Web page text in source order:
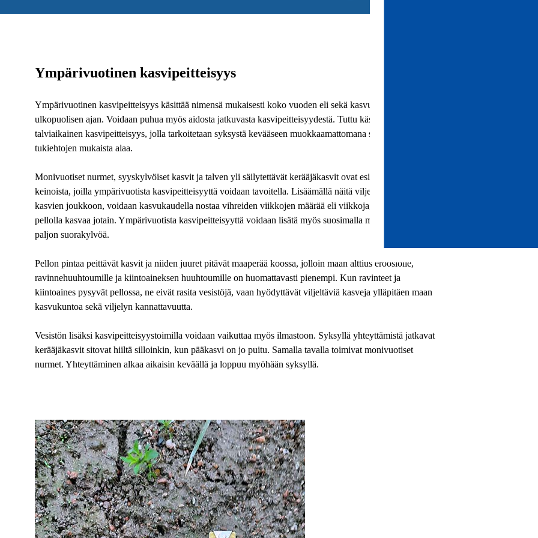
Ympärivuotinen kasvipeitteisyys
Ympärivuotinen kasvipeitteisyys käsittää nimensä mukaisesti koko vuoden eli sekä kasvukauden että sen
ulkopuolisen ajan. Voidaan puhua myös aidosta jatkuvasta kasvipeitteisyydestä. Tuttu käsite on myös
talviaikainen kasvipeitteisyys, jolla tarkoitetaan syksystä kevääseen muokkaamattomana säilytettävää
tukiehtojen mukaista alaa.
Monivuotiset nurmet, syyskylvöiset kasvit ja talven yli säilytettävät kerääjäkasvit ovat esimerkkejä
keinoista, joilla ympärivuotista kasvipeitteisyyttä voidaan tavoitella. Lisäämällä näitä viljelykiertoon muiden
kasvien joukkoon, voidaan kasvukaudella nostaa vihreiden viikkojen määrää eli viikkoja, joiden aikana
pellolla kasvaa jotain. Ympärivuotista kasvipeitteisyyttä voidaan lisätä myös suosimalla mahdollisimman
paljon suorakylvöä.
Pellon pintaa peittävät kasvit ja niiden juuret pitävät maaperää koossa, jolloin maan alttius eroosiolle,
ravinnehuuhtoumille ja kiintoaineksen huuhtoumille on huomattavasti pienempi. Kun ravinteet ja
kiintoaines pysyvät pellossa, ne eivät rasita vesistöjä, vaan hyödyttävät viljeltäviä kasveja ylläpitäen maan
kasvukuntoa sekä viljelyn kannattavuutta.
Vesistön lisäksi kasvipeitteisyystoimilla voidaan vaikuttaa myös ilmastoon. Syksyllä yhteyttämistä jatkavat
kerääjäkasvit sitovat hiiltä silloinkin, kun pääkasvi on jo puitu. Samalla tavalla toimivat monivuotiset
nurmet. Yhteyttäminen alkaa aikaisin keväällä ja loppuu myöhään syksyllä.